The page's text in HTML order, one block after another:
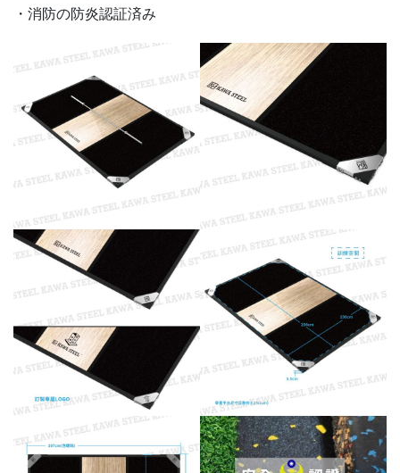
・消防の防炎認証済み